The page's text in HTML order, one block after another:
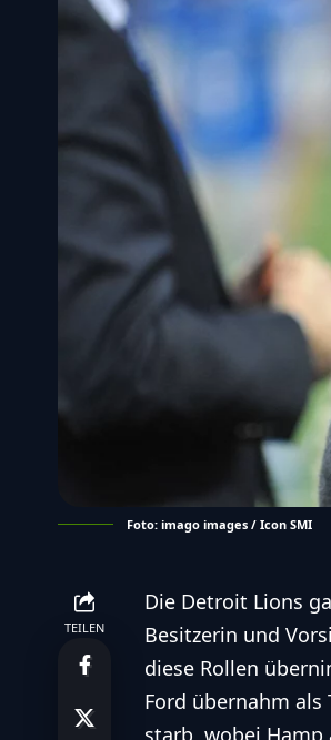
Foto: imago images / Icon SMI
TEILEN
Die Detroit Lions
Besitzerin und
diese Rollen
Ford übernahm als
starb, wobei